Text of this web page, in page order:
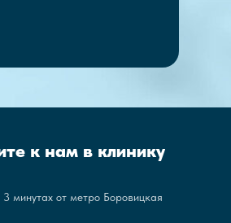
к нам в клинику
минутах от метро Боровицкая